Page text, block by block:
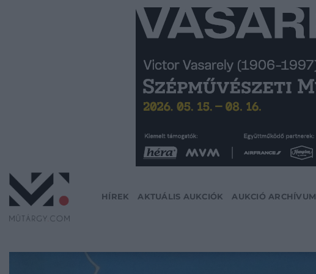
HÍREK AKTUÁLIS AUKCIÓK AUKCIÓ ARCHÍVUM